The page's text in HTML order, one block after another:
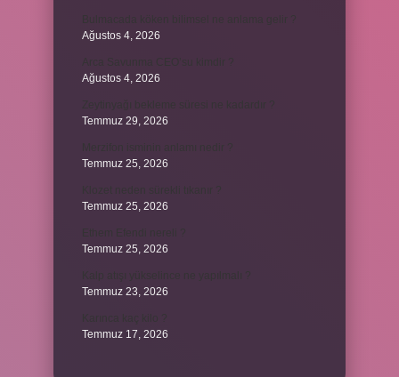
Ağustos 4, 2026
Ağustos 4, 2026
Temmuz 29, 2026
Temmuz 25, 2026
Temmuz 25, 2026
Temmuz 25, 2026
Temmuz 23, 2026
Temmuz 17, 2026